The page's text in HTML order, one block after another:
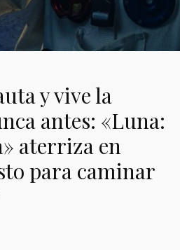
y vive la
antes: «Luna:
aterriza en
para caminar